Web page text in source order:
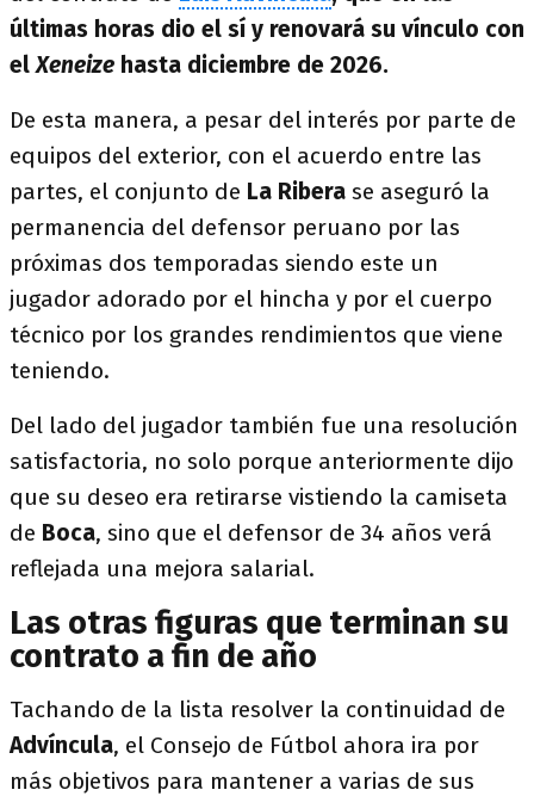
últimas horas dio el sí y renovará su vínculo con
elXeneize hasta diciembre de 2026.
De esta manera, a pesar del interés por parte de
equipos del exterior, con el acuerdo entre las
partes, el conjunto de La Ribera se aseguró la
permanencia del defensor peruano por las
próximas dos temporadas siendo este un
jugador adorado por el hincha y por el cuerpo
técnico por los grandes rendimientos que viene
teniendo.
Del lado del jugador también fue una resolución
satisfactoria, no solo porque anteriormente dijo
que su deseo era retirarse vistiendo la camiseta
de Boca, sino que el defensor de 34 años verá
reflejada una mejora salarial.
Las otras figuras que terminan su
contrato a fin de año
Tachando de la lista resolver la continuidad de
Advíncula, el Consejo de Fútbol ahora ira por
más objetivos para mantener a varias de sus